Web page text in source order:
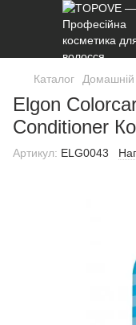
Каталог Домашній
Elgon
Conditioner
Артикул: ELG0043